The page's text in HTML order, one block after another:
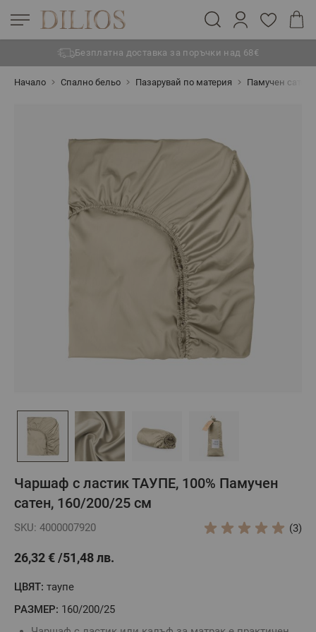
Безплатна доставка за поръчки над 68€
Начало Спално бельо Пазарувай по материя Памучен сатен
Чаршаф с ластик ТАУПЕ, 100% Памучен
сатен, 160/200/25 см
SKU: 4000007920 (3)
26,32 € 51,48 лв.
ЦВЯТ: таупе
РАЗМЕР: 160/200/25